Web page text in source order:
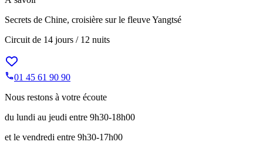
Secrets de Chine, croisière sur le fleuve Yangtsé
Circuit de 14 jours / 12 nuits
01 45 61 90 90
Nous restons à votre écoute
du lundi au jeudi entre 9h30-18h00
et le vendredi entre 9h30-17h00